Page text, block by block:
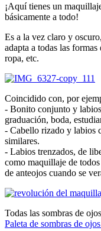
¡Aquí tienes un
básicamente a todo!
Es a la vez claro y
adapta a todas las
ropa, etc.
Coincidido con, por
- Bonito conjunto y
graduación, boda,
- Cabello rizado y labios
similares.
- Labios trenzados, de
como maquillaje de
de anteojos cuando se
Todas las sombras de
Paleta de sombras de